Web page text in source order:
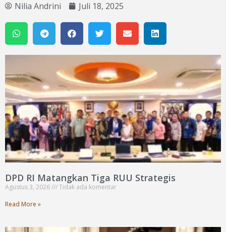
Nilia Andrini Juli 18, 2025
DPD RI Matangkan Tiga RUU Strategis
Agustus 3, 2026
Tidak ada komentar
Read More »